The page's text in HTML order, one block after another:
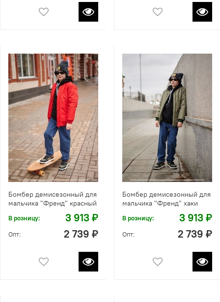
Бомбер демисезонный для
мальчика "Френд" красный
В розницу: 3 913 ₽
Опт: 2 739 ₽
Бомбер демисезонный для
мальчика "Френд" хаки
В розницу: 3 913 ₽
Опт: 2 739 ₽